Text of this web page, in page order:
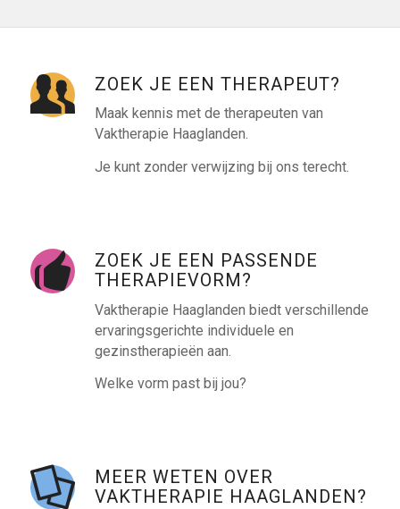
ZOEK JE EEN THERAPEUT?
Maak kennis met de therapeuten van
Vaktherapie Haaglanden.
Je kunt zonder verwijzing bij ons terecht.
ZOEK JE EEN PASSENDE
THERAPIEVORM?
Vaktherapie Haaglanden biedt verschillende
ervaringsgerichte individuele en
gezinstherapieën aan.
Welke vorm past bij jou?
MEER WETEN OVER
VAKTHERAPIE HAAGLANDEN?